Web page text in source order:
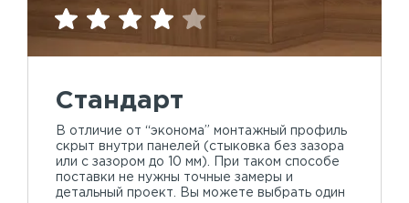
Стандарт
В отличие от “эконома” монтажный профиль
скрыт внутри панелей (стыковка без зазора
или с зазором до 10 мм). При таком способе
поставки не нужны точные замеры и
детальный проект. Вы можете выбрать один